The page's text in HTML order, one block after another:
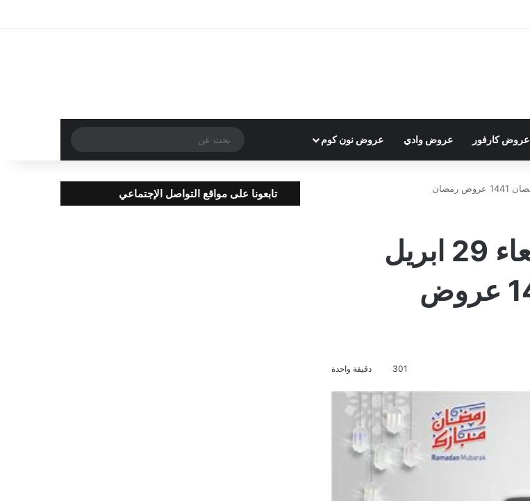
عروض كارفور عروض وادي عروض نون كوم
عن
عروض جرير الدمام اليوم الاربعاء 29 ابريل
2020 الموافق 6 رمضان 1441 عروض
301 دقيقة واحدة
تابعونا على مواقع التواصل الإجتماعي